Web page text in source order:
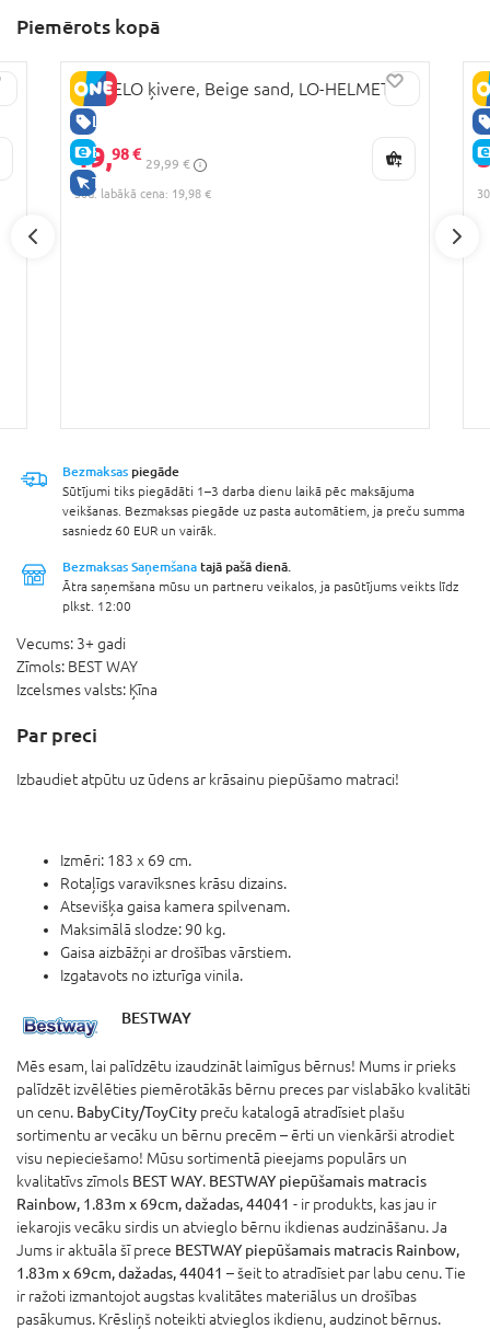
Piemērots kopā
LABA CENA
E-CENA
TIKAI TIEŠSAISTĒ
LIONELO ķivere, Beige sand, LO-HELMET
19,98 €
29,99 €
30d. labākā cena: 19,98 €
Bezmaksas piegāde
Sūtījumi tiks piegādāti 1–3 darba dienu laikā pēc maksājuma
veikšanas. Bezmaksas piegāde uz pasta automātiem, ja preču summa
sasniedz 60 EUR un vairāk.
Bezmaksas Saņemšana tajā pašā dienā.
Ātra saņemšana mūsu un partneru veikalos, ja pasūtījums veikts līdz
plkst. 12:00
Vecums: 3+ gadi
Zīmols: BEST WAY
Izcelsmes valsts: Ķīna
Par preci
Izbaudiet atpūtu uz ūdens ar krāsainu piepūšamo matraci!
Izmēri: 183 x 69 cm.
Rotaļīgs varavīksnes krāsu dizains.
Atsevišķa gaisa kamera spilvenam.
Maksimālā slodze: 90 kg.
Gaisa aizbāžņi ar drošības vārstiem.
Izgatavots no izturīga vinila.
BESTWAY
Mēs esam, lai palīdzētu izaudzināt laimīgus bērnus! Mums ir prieks
palīdzēt izvēlēties piemērotākās bērnu preces par vislabāko kvalitāti
un cenu. BabyCity/ToyCity preču katalogā atradīsiet plašu
sortimentu ar vecāku un bērnu precēm – ērti un vienkārši atrodiet
visu nepieciešamo! Mūsu sortimentā pieejams populārs un
kvalitatīvs zīmols BEST WAY. BESTWAY piepūšamais matracis
Rainbow, 1.83m x 69cm, dažadas, 44041 - ir produkts, kas jau ir
iekarojis vecāku sirdis un atvieglo bērnu ikdienas audzināšanu. Ja
Jums ir aktuāla šī prece BESTWAY piepūšamais matracis Rainbow,
1.83m x 69cm, dažadas, 44041 – šeit to atradīsiet par labu cenu. Tie
ir ražoti izmantojot augstas kvalitātes materiālus un drošības
pasākumus. Krēsliņš noteikti atvieglos ikdienu, audzinot bērnus.